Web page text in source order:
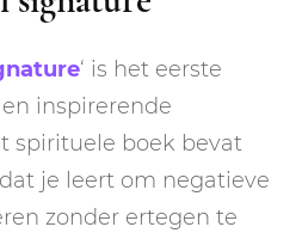
‘ is het eerste
inspirerende
spirituele boek bevat
je leert om negatieve
zonder ertegen te